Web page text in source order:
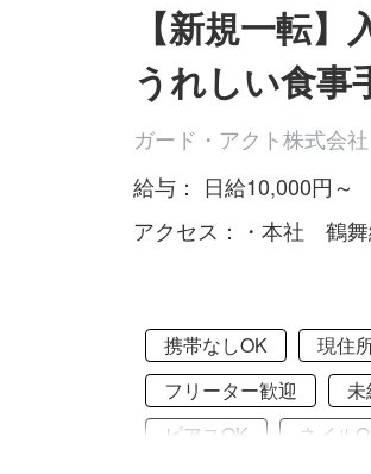
【新規一転
うれしい食事
ガード・アクト株式会社
給与： 日給10,000円～
アクセス：・本社 鶴舞
携帯なしOK 現住
フリーター歓迎
ピアスOK
ネイル